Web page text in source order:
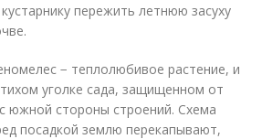
пережить летнюю засуху
− теплолюбивое растение, и
уголке сада, защищенном от
южной стороны строений. Схема
посадкой землю перекапывают,